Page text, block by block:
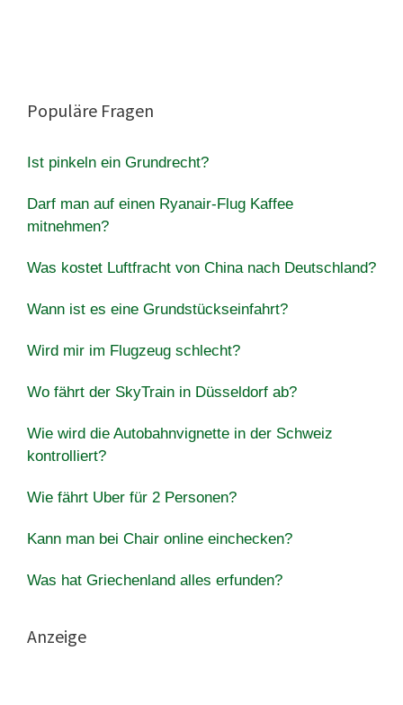
Populäre Fragen
Ist pinkeln ein Grundrecht?
Darf man auf einen Ryanair-Flug Kaffee
mitnehmen?
Was kostet Luftfracht von China nach Deutschland?
Wann ist es eine Grundstückseinfahrt?
Wird mir im Flugzeug schlecht?
Wo fährt der SkyTrain in Düsseldorf ab?
Wie wird die Autobahnvignette in der Schweiz
kontrolliert?
Wie fährt Uber für 2 Personen?
Kann man bei Chair online einchecken?
Was hat Griechenland alles erfunden?
Anzeige